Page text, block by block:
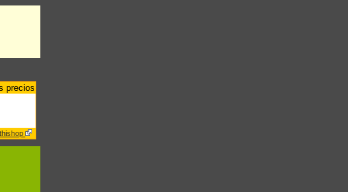
precios